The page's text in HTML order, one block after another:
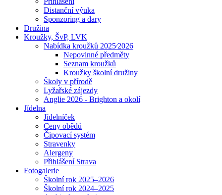
Distanční výuka
Sponzoring a dary
Družina
Kroužky, ŠvP, LVK
Nabídka kroužků 2025⁄2026
Nepovinné předměty
Seznam kroužků
Kroužky školní družiny
Školy v přírodě
Lyžařské zájezdy
Anglie 2026 - Brighton a okolí
Jídelna
Jídelníček
Ceny obědů
Čipovací systém
Stravenky
Alergeny
Přihlášení Strava
Fotogalerie
Školní rok 2025–2026
Školní rok 2024–2025